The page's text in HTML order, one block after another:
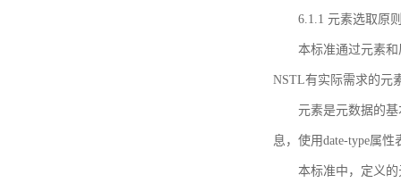
6.1.1 元素选取原
本标准通过元素
NSTL有实际需求的元
元素是元数据的
息，使用date-type属
本标准中，定义